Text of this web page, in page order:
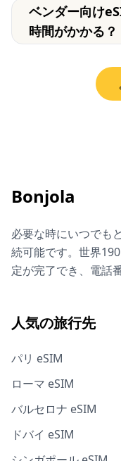
ベンダー向け
時間がかかる？
Bonjola
必要な時にいつでも
続可能です。世界
定が完了でき、電話
人気の旅行先
パリ eSIM
ローマ eSIM
バルセロナ eSIM
ドバイ eSIM